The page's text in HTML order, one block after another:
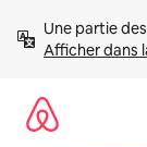
directement
Afficher dans